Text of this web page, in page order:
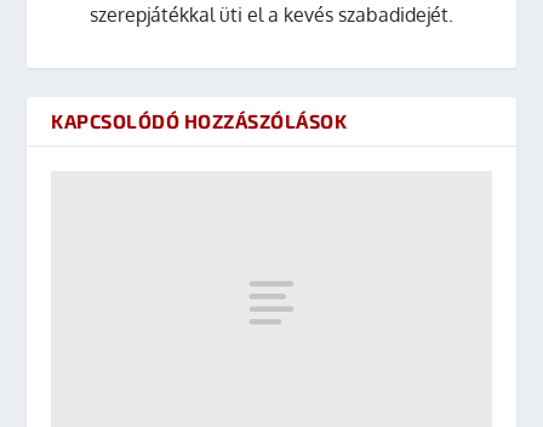
szerepjátékkal üti el a kevés szabadidejét.
KAPCSOLÓDÓ HOZZÁSZÓLÁSOK